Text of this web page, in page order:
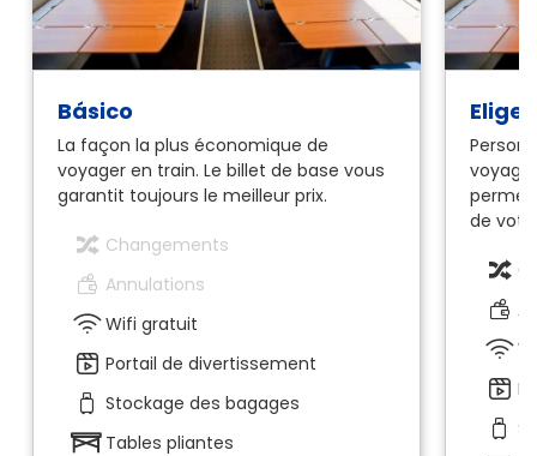
Básico
La façon la plus économique de
voyager en train. Le billet de base vous
garantit toujours le meilleur prix.
Changements
Annulations
Wifi gratuit
Portail de divertissement
Stockage des bagages
Tables pliantes
Elige
voyage
permet
de